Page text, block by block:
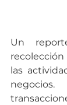
Un
las